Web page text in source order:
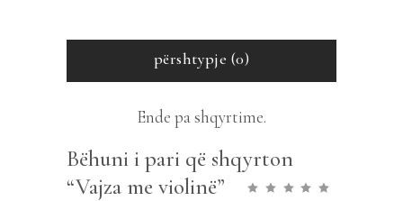
përshtypje (0)
Ende pa shqyrtime.
Bëhuni i pari që shqyrton
“Vajza me violinë”